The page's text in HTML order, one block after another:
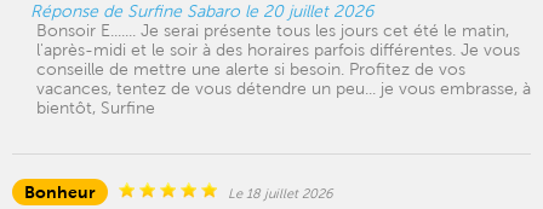
Réponse de Surfine Sabaro le 20 juillet 2026
Bonsoir E....... Je serai présente tous les jours cet été le matin,
l'après-midi et le soir à des horaires parfois différentes. Je vous
conseille de mettre une alerte si besoin. Profitez de vos
vacances, tentez de vous détendre un peu... je vous embrasse, à
bientôt, Surfine
Bonheur Le 18 juillet 2026